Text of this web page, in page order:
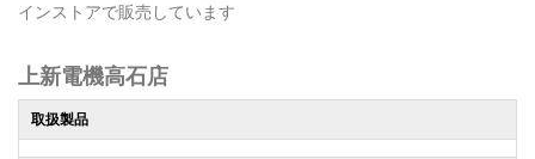
インストアで販売しています
上新電機高石店
取扱製品